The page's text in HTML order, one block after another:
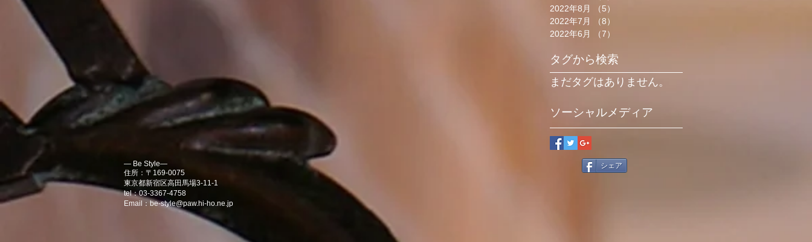
2022年8月
（5）
2022年7月
（8）
2022年6月
（7）
タグから検索
まだタグはありません。
ソーシャルメディア
― Be Style―
住所：〒169-0075
東京都新宿区高田馬場3-11-1
tel：03-3367-4758
Email： be-style@paw.hi-ho.ne.jp
シェア